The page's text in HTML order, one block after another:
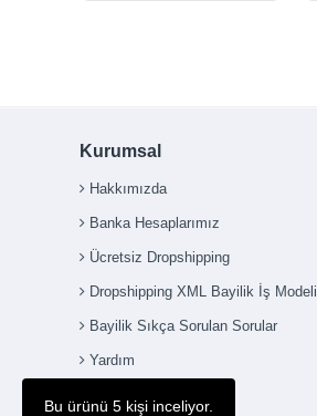
Bu ürünü 5 kişi inceliyor.
Kurumsal
Hakkımızda
Banka Hesaplarımız
Ücretsiz Dropshipping
Dropshipping XML Bayilik İş Modeli
Bayilik Sıkça Sorulan Sorular
Yardım